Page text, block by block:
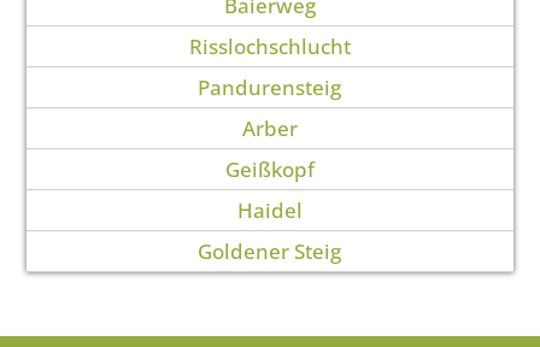
Baierweg
Risslochschlucht
Pandurensteig
Arber
Geißkopf
Haidel
Goldener Steig